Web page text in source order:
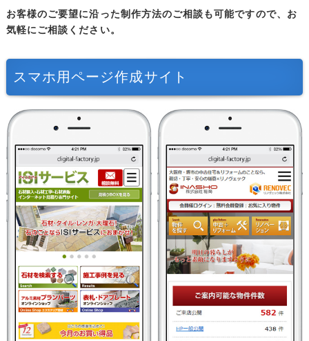
お客様のご要望に沿った制作方法のご相談も可能ですので、お
気軽にご相談ください。
スマホ用ページ作成サイト